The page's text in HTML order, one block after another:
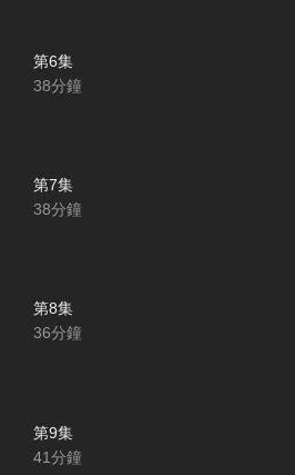
第6集
38分鐘
第7集
38分鐘
第8集
36分鐘
第9集
41分鐘